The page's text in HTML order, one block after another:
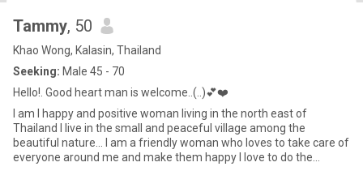
Tammy, 50
Khao Wong, Kalasin, Thailand
Seeking: Male 45 - 70
Hello!. Good heart man is welcome..(..)💕❤️
I am I happy and positive woman living in the north east of
Thailand I live in the small and peaceful village among the
beautiful nature... I am a friendly woman who loves to take care of
everyone around me and make them happy I love to do the